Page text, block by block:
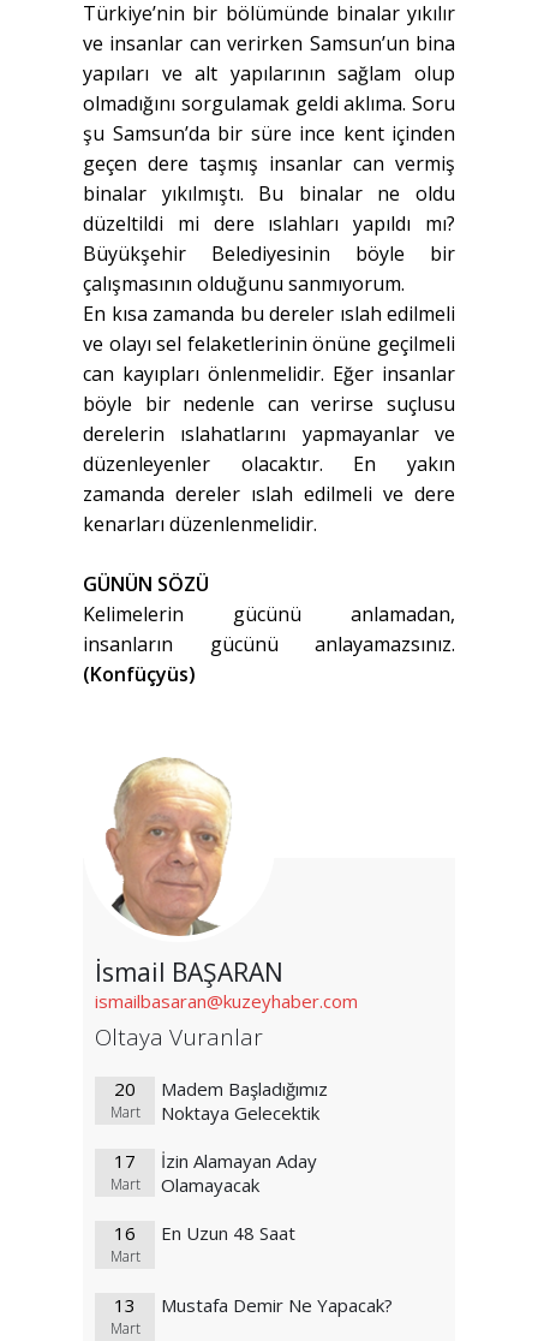
Türkiye’nin bir bölümünde binalar yıkılır
ve insanlar can verirken Samsun’un bina
yapıları ve alt yapılarının sağlam olup
olmadığını sorgulamak geldi aklıma. Soru
şu Samsun’da bir süre ince kent içinden
geçen dere taşmış insanlar can vermiş
binalar yıkılmıştı. Bu binalar ne oldu
düzeltildi mi dere ıslahları yapıldı mı?
Büyükşehir Belediyesinin böyle bir
çalışmasının olduğunu sanmıyorum.
En kısa zamanda bu dereler ıslah edilmeli
ve olayı sel felaketlerinin önüne geçilmeli
can kayıpları önlenmelidir. Eğer insanlar
böyle bir nedenle can verirse suçlusu
derelerin ıslahatlarını yapmayanlar ve
düzenleyenler olacaktır. En yakın
zamanda dereler ıslah edilmeli ve dere
kenarları düzenlenmelidir.
GÜNÜN SÖZÜ
Kelimelerin gücünü anlamadan,
insanların gücünü anlayamazsınız.
(Konfüçyüs)
İsmail BAŞARAN
ismailbasaran@kuzeyhaber.com
Oltaya Vuranlar
20
Mart
Madem Başladığımız
Noktaya Gelecektik
17
Mart
İzin Alamayan Aday
Olamayacak
16
Mart
En Uzun 48 Saat
13
Mart
Mustafa Demir Ne Yapacak?